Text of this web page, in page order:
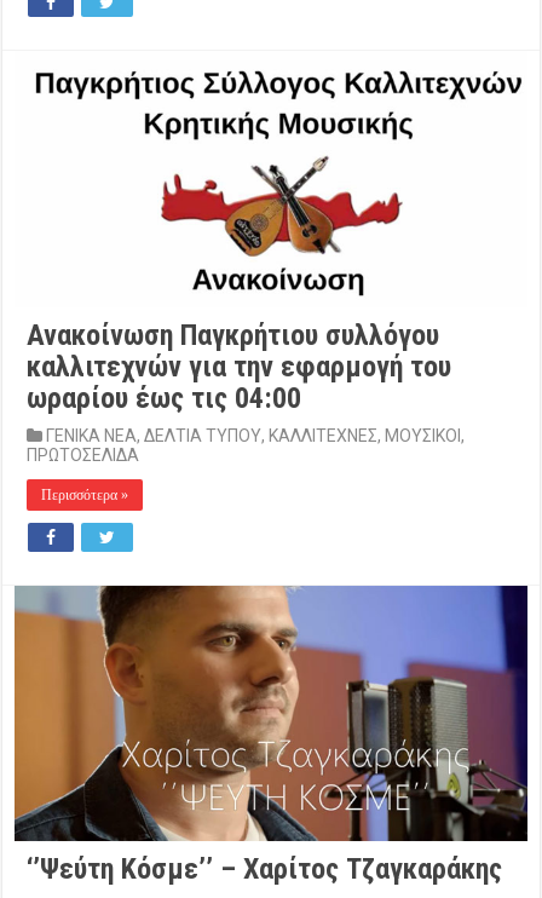
Ανακοίνωση Παγκρήτιου συλλόγου
καλλιτεχνών για την εφαρμογή του
ωραρίου έως τις 04:00
ΓΕΝΙΚΑ ΝΕΑ,ΔΕΛΤΙΑ ΤΥΠΟΥ, ΚΑΛΛΙΤΕΧΝΕΣ, ΜΟΥΣΙΚΟΙ,
ΠΡΩΤΟΣΕΛΙΔΑ
Περισσότερα »
‘’Ψεύτη Κόσμε’’ – Χαρίτος Τζαγκαράκης